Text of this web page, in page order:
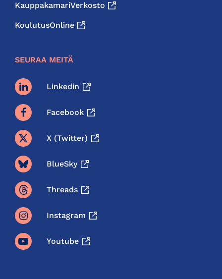
KauppakamariVerkosto
KoulutusOnline
SEURAA MEITÄ
Linkedin
Facebook
X (twitter)
BlueSky
Threads
Instagram
Youtube